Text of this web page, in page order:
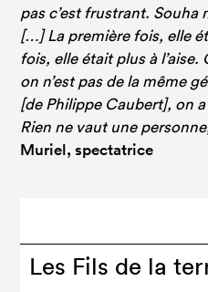
pas c’est frustrant. Souha
[…] La première fois, elle
fois, elle était plus à l’aise.
on n’est pas de la même
[de Philippe Caubert], on
Rien ne vaut une
Muriel, spectatrice
Les Fils de la